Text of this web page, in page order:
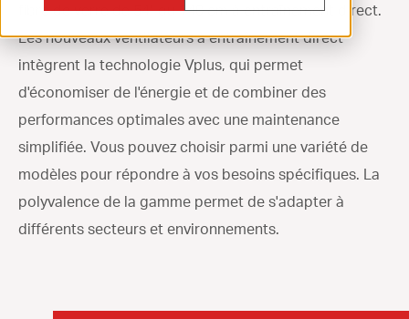
+31 (0)77 389 32 32
ventilation@vostermans.com
Sélecteur de produits
Vostermans Companies
Contact
fibre de verre de 54" ou 140 cm à entraînement direct.
Les nouveaux ventilateurs à entraînement direct
intègrent la technologie Vplus, qui permet
d'économiser de l'énergie et de combiner des
performances optimales avec une maintenance
simplifiée. Vous pouvez choisir parmi une variété de
modèles pour répondre à vos besoins spécifiques. La
polyvalence de la gamme permet de s'adapter à
différents secteurs et environnements.